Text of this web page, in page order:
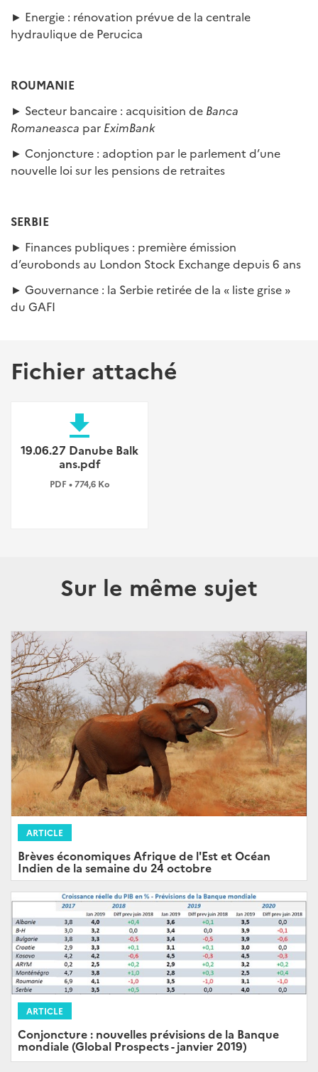
► Energie : rénovation prévue de la centrale
hydraulique de Perucica
ROUMANIE
► Secteur bancaire : acquisition de Banca
Romaneasca par EximBank
► Conjoncture : adoption par le parlement d’une
nouvelle loi sur les pensions de retraites
SERBIE
► Finances publiques : première émission
d’eurobonds au London Stock Exchange depuis 6 ans
► Gouvernance : la Serbie retirée de la « liste grise »
du GAFI
Fichier attaché
file_download
19.06.27 Danube Balk
ans.pdf
PDF • 774,6 Ko
Sur le même sujet
ARTICLE
Brèves économiques Afrique de l'Est et Océan
Indien de la semaine du 24 octobre
ARTICLE
Conjoncture : nouvelles prévisions de la Banque
mondiale (Global Prospects - janvier 2019)